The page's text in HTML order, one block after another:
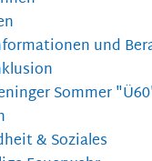
und
Sommer
& Soziales